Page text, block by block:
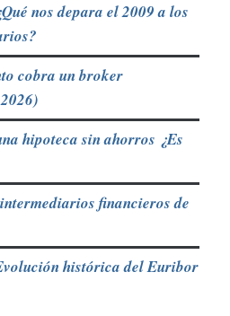
nos depara el 2009 a los
cobra un broker
hipoteca sin ahorros ¿Es
financieros de
histórica del Euribor